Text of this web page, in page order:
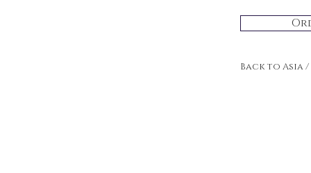
Back to Asia